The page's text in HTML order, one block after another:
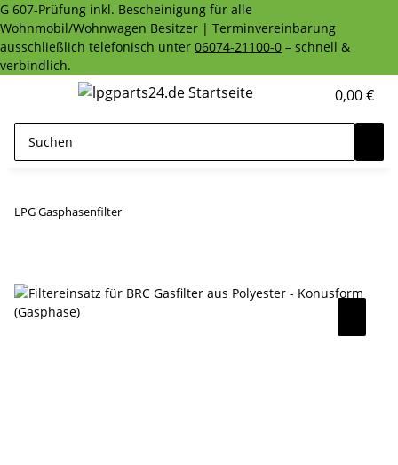
G 607-Prüfung inkl. Bescheinigung für alle
Wohnmobil/Wohnwagen Besitzer | Terminvereinbarung
ausschließlich telefonisch unter 06074-21100-0 – schnell &
verbindlich.
0,00 €
LPG Gasphasenfilter